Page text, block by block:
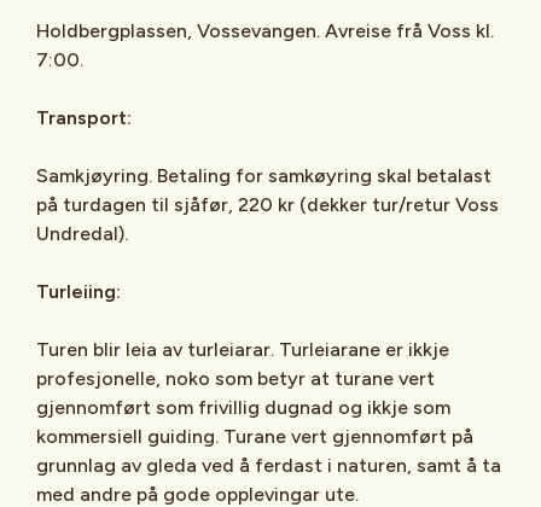
Holdbergplassen, Vossevangen. Avreise frå Voss kl.
7:00.
Transport:
Samkjøyring. Betaling for samkøyring skal betalast
på turdagen til sjåfør, 220 kr (dekker tur/retur Voss
Undredal).
Turleiing:
Turen blir leia av turleiarar. Turleiarane er ikkje
profesjonelle, noko som betyr at turane vert
gjennomført som frivillig dugnad og ikkje som
kommersiell guiding. Turane vert gjennomført på
grunnlag av gleda ved å ferdast i naturen, samt å ta
med andre på gode opplevingar ute.